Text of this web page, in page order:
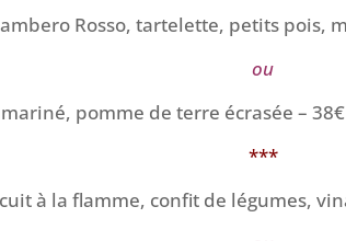
Rosso, tartelette, petits pois,
ou
mariné, pomme de terre écrasée –
***
à la flamme, confit de légumes,